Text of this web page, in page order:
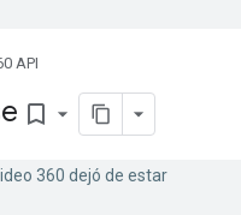
API
bookmark_border
360 dejó de estar